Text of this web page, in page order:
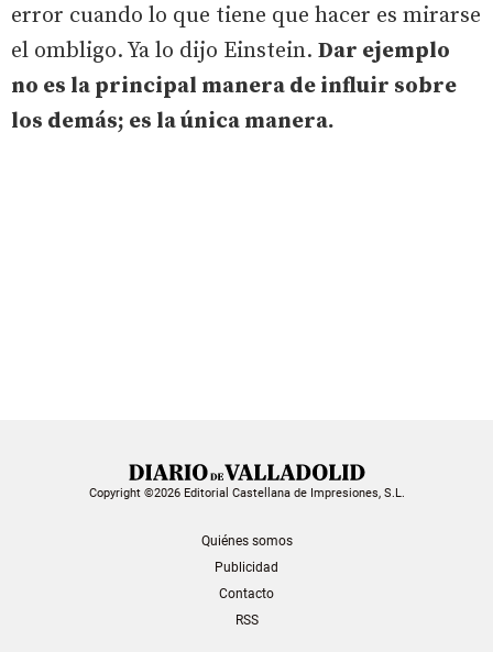
error cuando lo que tiene que hacer es mirarse
el ombligo. Ya lo dijo Einstein. Dar ejemplo
no es la principal manera de influir sobre
los demás; es la única manera.
Copyright ©2026 Editorial Castellana de Impresiones, S.L.
Quiénes somos
Publicidad
Contacto
RSS